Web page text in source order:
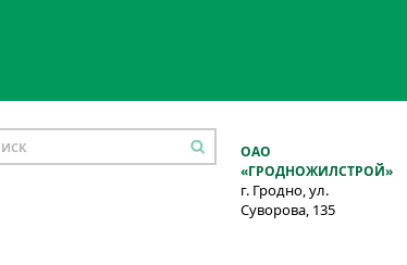
ОАО
«ГРОДНОЖИЛСТРОЙ»
г. Гродно, ул.
Суворова, 135